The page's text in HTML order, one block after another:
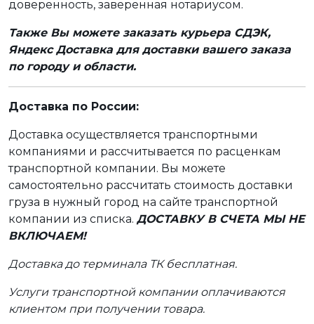
доверенность, заверенная нотариусом.
Также Вы можете заказать курьера СДЭК,
Яндекс Доставка для доставки вашего заказа
по городу и области.
Доставка по России:
Доставка осуществляется транспортными
компаниями и рассчитывается по расценкам
транспортной компании. Вы можете
самостоятельно рассчитать стоимость доставки
груза в нужный город на сайте транспортной
компании из списка. ДОСТАВКУ В СЧЕТА МЫ НЕ
ВКЛЮЧАЕМ!
Доставка до терминала ТК бесплатная.
Услуги транспортной компании оплачиваются
клиентом при получении товара.